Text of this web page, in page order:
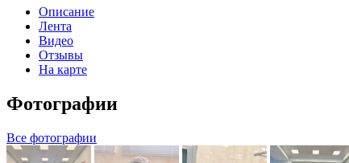
Описание
Лента
Видео
Отзывы
На карте
Фотографии
Все фотографии